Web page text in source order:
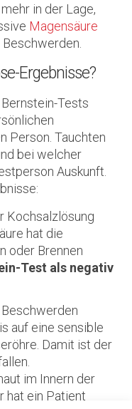
in der Lage,
Magensäure
Ergebnisse?
Tests
Person. Tauchten
bei welcher
Auskunft.
Kochsalzlösung
hat die
oder Brennen
Test als negativ
auf eine sensible
Damit ist der
im Innern der
hat ein Patient